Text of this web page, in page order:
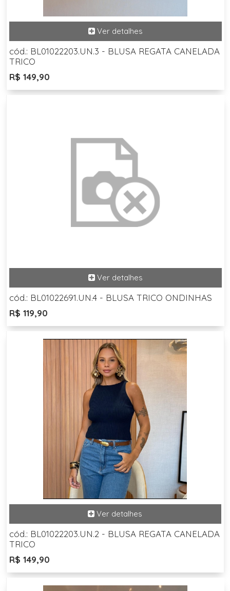
cód.: BL01022203.UN.3 - BLUSA REGATA CANELADA
TRICO
R$ 149,90
cód.: BL01022691.UN.4 - BLUSA TRICO ONDINHAS
R$ 119,90
cód.: BL01022203.UN.2 - BLUSA REGATA CANELADA
TRICO
R$ 149,90